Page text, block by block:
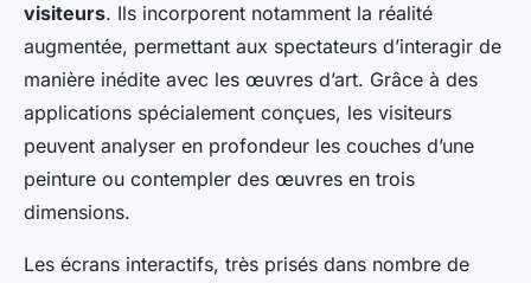
visiteurs. Ils incorporent notamment la réalité
augmentée, permettant aux spectateurs d’interagir de
manière inédite avec les œuvres d’art. Grâce à des
applications spécialement conçues, les visiteurs
peuvent analyser en profondeur les couches d’une
peinture ou contempler des œuvres en trois
dimensions.
Les écrans interactifs, très prisés dans nombre de